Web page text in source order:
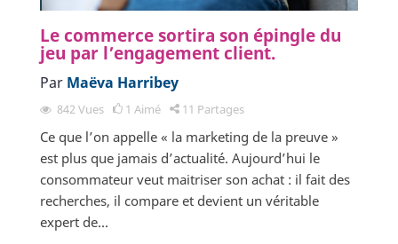
Le commerce sortira son épingle du
jeu par l’engagement client.
Par Maëva Harribey
842Vues 1 Aimé 11 Partages
Ce que l’on appelle « la marketing de la preuve »
est plus que jamais d’actualité. Aujourd’hui le
consommateur veut maitriser son achat : il fait des
recherches, il compare et devient un véritable
expert de...